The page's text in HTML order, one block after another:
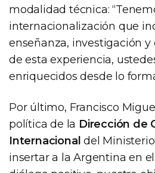
modalidad técnica:
internacionalización que
enseñanza, investigación y
de esta experiencia,
enriquecidos desde lo
Por último, Francisco
política de la Dirección de
Internacional del
insertar a la Argentina en